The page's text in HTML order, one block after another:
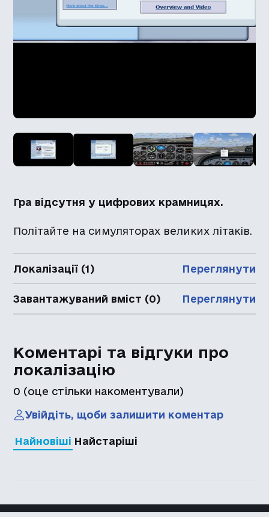
Гра відсутня у цифрових крамницях.
Політайте на симуляторах великих літаків.
Локалізації (1) Переглянути
Завантажуваний вміст (0) Переглянути
Коментарі та відгуки про
локалізацію
0 (оце стільки накоментували)
Увійдіть, щоби залишити коментар
Найновіші Найстаріші